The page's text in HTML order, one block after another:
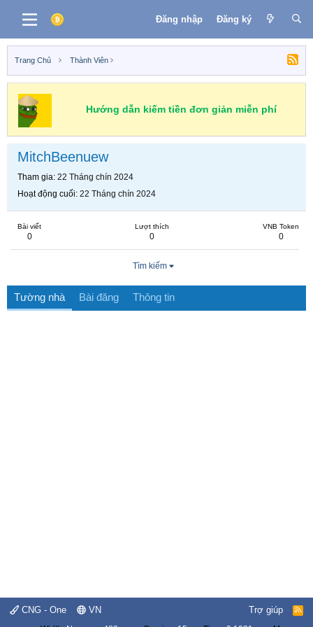
Đăng nhập Đăng ký
Trang Chủ Thành Viên
Hướng dẫn kiếm tiền đơn giản miễn phí
MitchBeenuew
Tham gia 22 Tháng chín 2024
Hoạt động cuối 22 Tháng chín 2024
Bài viết
0
Lượt thích
0
VNB Token
0
Tìm kiếm
Tường nhà Bài đăng Thông tin
CNG - One VN Trợ giúp
R